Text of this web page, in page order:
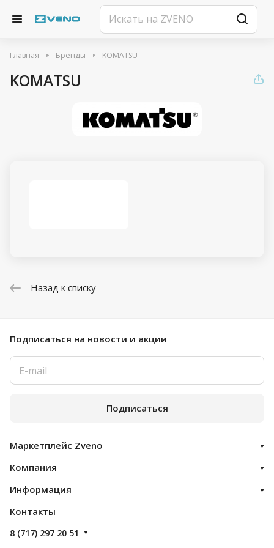
Главная Бренды KOMATSU
KOMATSU
Назад к списку
Подписаться на новости и акции
Подписаться
Маркетплейс Zveno
Компания
Информация
Контакты
8 (717) 297 20 51